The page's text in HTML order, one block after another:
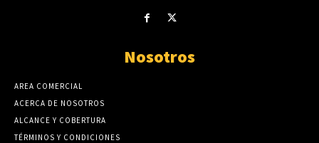
Nosotros
AREA COMERCIAL
ACERCA DE NOSOTROS
ALCANCE Y COBERTURA
TÉRMINOS Y CONDICIONES